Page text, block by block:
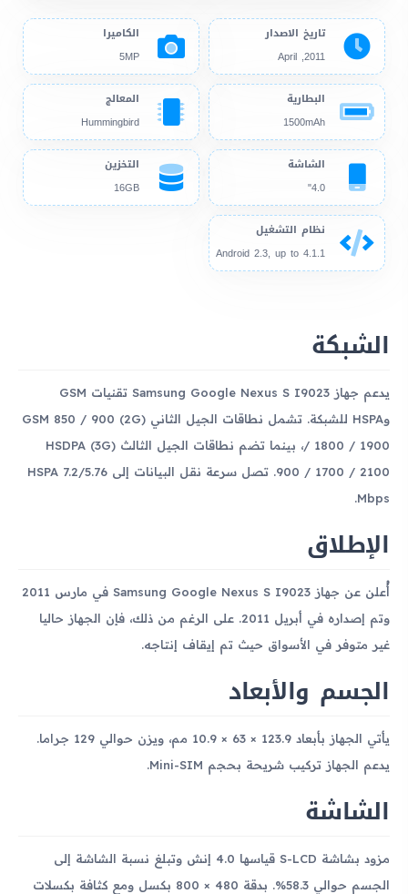
تاريخ الاصدار
2011, April
الكاميرا
5MP
البطارية
1500mAh
المعالج
Hummingbird
الشاشة
4.0"
التخزين
16GB
نظام التشغيل
Android 2.3, up to 4.1.1
الشبكة
يدعم جهاز Samsung Google Nexus S I9023 تقنيات GSM
وHSPA للشبكة. تشمل نطاقات الجيل الثاني (2G) GSM 850 / 900
/ 1800 / 1900، بينما تضم نطاقات الجيل الثالث (3G) HSDPA
900 / 1700 / 2100. تصل سرعة نقل البيانات إلى HSPA 7.2/5.76
Mbps.
الإطلاق
أُعلن عن جهاز Samsung Google Nexus S I9023 في مارس 2011
وتم إصداره في أبريل 2011. على الرغم من ذلك، فإن الجهاز حاليا
غير متوفر في الأسواق حيث تم إيقاف إنتاجه.
الجسم والأبعاد
يأتي الجهاز بأبعاد 123.9 × 63 × 10.9 مم، ويزن حوالي 129 جراما.
يدعم الجهاز تركيب شريحة بحجم Mini-SIM.
الشاشة
مزود بشاشة S-LCD قياسها 4.0 إنش وتبلغ نسبة الشاشة إلى
الجسم حوالي 58.3%. بدقة 480 × 800 بكسل ومع كثافة بكسلات